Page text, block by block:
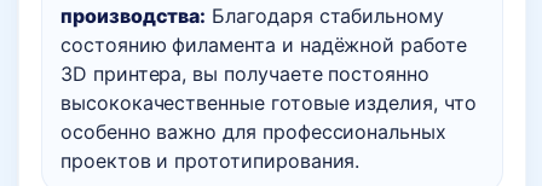
производства: Благодаря стабильному
состоянию филамента и надёжной работе
3D принтера, вы получаете постоянно
высококачественные готовые изделия, что
особенно важно для профессиональных
проектов и прототипирования.